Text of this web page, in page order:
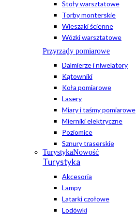
Stoły warsztatowe
Torby monterskie
Wieszaki ścienne
Wózki warsztatowe
Przyrządy pomiarowe
Dalmierze i niwelatory
Kątowniki
Koła pomiarowe
Lasery
Miary i taśmy pomiarowe
Mierniki elektryczne
Poziomice
Sznury traserskie
TurystykaNowość
Turystyka
Akcesoria
Lampy
Latarki czołowe
Lodówki